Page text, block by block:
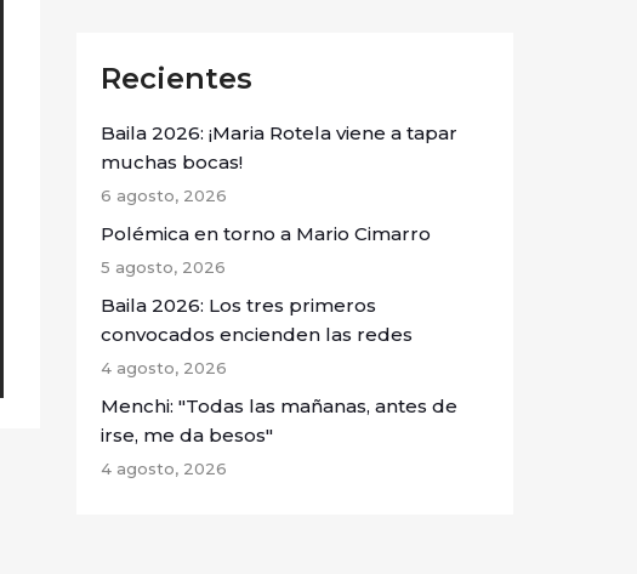
Recientes
Baila 2026: ¡Maria Rotela viene a tapar
muchas bocas!
6 agosto, 2026
Polémica en torno a Mario Cimarro
5 agosto, 2026
Baila 2026: Los tres primeros
convocados encienden las redes
4 agosto, 2026
Menchi: "Todas las mañanas, antes de
irse, me da besos"
4 agosto, 2026